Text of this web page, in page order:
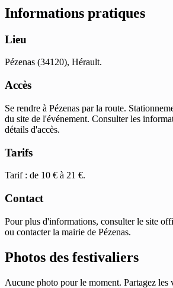
Informations pratiques
Lieu
Pézenas (34120), Hérault.
Accès
Se rendre à Pézenas par la route.
du site de l'événement. Consulter les
détails d'accès.
Tarifs
Tarif : de 10 € à 21 €.
Contact
Pour plus d'informations, consulter le site
ou contacter la mairie de Pézenas.
Photos des festivaliers
Aucune photo pour le moment. Partagez les